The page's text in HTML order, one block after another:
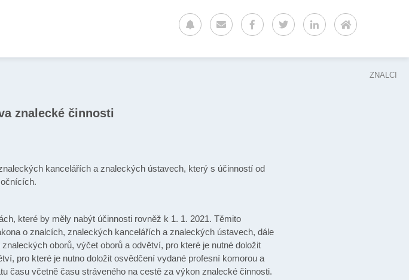
ZNALCI
znalecké činnosti
kancelářích a znaleckých ústavech, který s účinností od
které by měly nabýt účinnosti rovněž k 1. 1. 2021. Těmito
o znalcích, znaleckých kancelářích a znaleckých ústavech, dále
oborů, výčet oborů a odvětví, pro které je nutné doložit
pro které je nutno doložit osvědčení vydané profesní komorou a
času včetně času stráveného na cestě za výkon znalecké činnosti.